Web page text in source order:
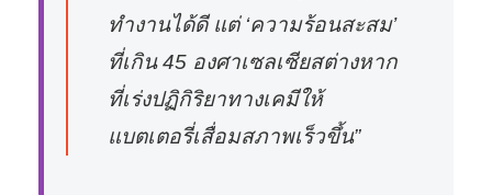
ทำงานได้ดี แต่ ‘ความร้อนสะสม’
ที่เกิน 45 องศาเซลเซียสต่างหาก
ที่เร่งปฏิกิริยาทางเคมีให้
แบตเตอรี่เสื่อมสภาพเร็วขึ้น”